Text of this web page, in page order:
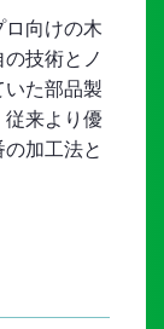
向けの木
技術とノ
た部品製
来より優
加工法と